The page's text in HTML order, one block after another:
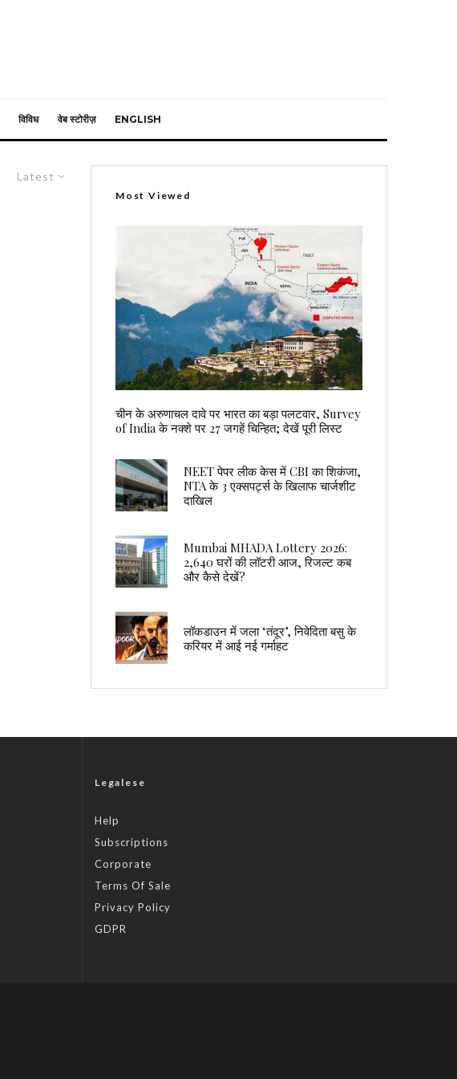
विविध वेब स्टोरीज़ ENGLISH
Latest
Most Viewed
चीन के अरुणाचल दावे पर भारत का बड़ा पलटवार, Survey
of India के नक्शे पर 27 जगहें चिन्हित; देखें पूरी लिस्ट
NEET पेपर लीक केस में CBI का शिकंजा,
NTA के 3 एक्सपर्ट्स के खिलाफ चार्जशीट
दाखिल
Mumbai MHADA Lottery 2026:
2,640 घरों की लॉटरी आज, रिजल्ट कब
और कैसे देखें?
लॉकडाउन में जला ‘तंदूर’, निवेदिता बसु के
करियर में आई नई गर्माहट
Legalese
Help
Subscriptions
Corporate
Terms Of Sale
Privacy Policy
GDPR